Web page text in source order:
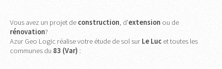
Vous avez un projet de construction , d'extension ou de
rénovation?
Azur Geo Logic réalise votre étude de sol sur Le Luc et toutes les
communes du 83 (Var) :